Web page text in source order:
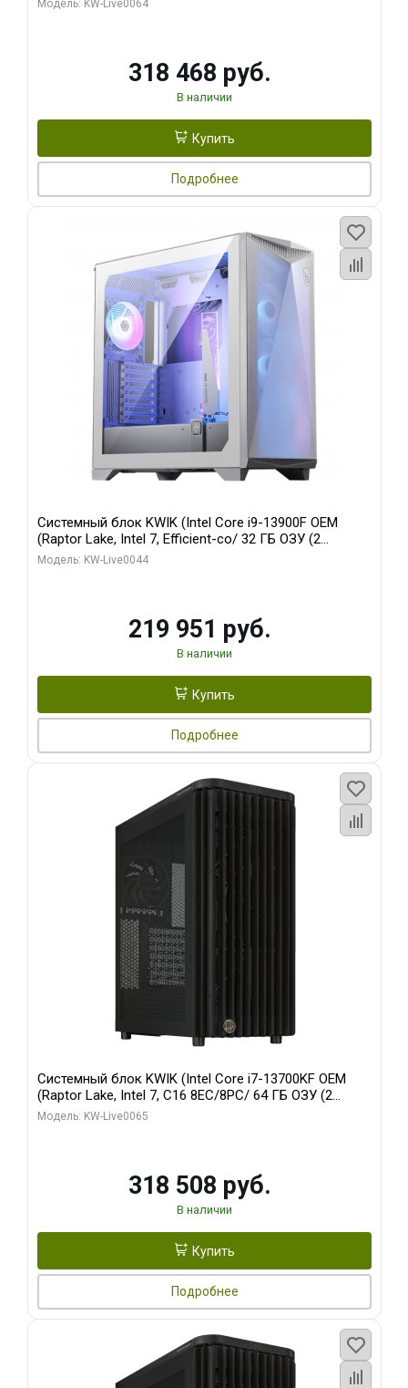
Модель: KW-Live0064
318 468 руб.
В наличии
Купить
Подробнее
Системный блок KWIK (Intel Core i9-13900F OEM
(Raptor Lake, Intel 7, Efficient-co/ 32 ГБ ОЗУ (2
модуля)/ Gigabyte RTX5070Ti AERO OC 16GB GDDR7
Модель: KW-Live0044
219 951 руб.
В наличии
Купить
Подробнее
Системный блок KWIK (Intel Core i7-13700KF OEM
(Raptor Lake, Intel 7, C16 8EC/8PC/ 64 ГБ ОЗУ (2
модуля)/ ASUS RTX5080 PROART OC 16GB GDDR7
Модель: KW-Live0065
318 508 руб.
В наличии
Купить
Подробнее